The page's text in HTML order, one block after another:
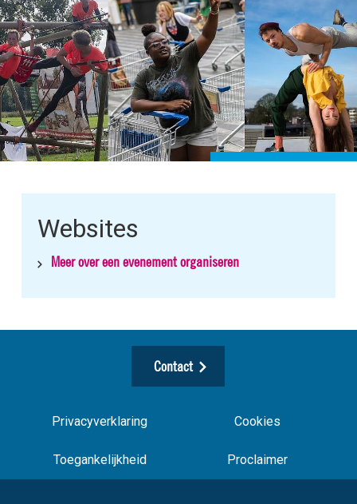
Websites
Meer over een evenement organiseren
Contact
Privacyverklaring Cookies
Toegankelijkheid Proclaimer